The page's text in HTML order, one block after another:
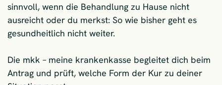
sinnvoll, wenn die Behandlung zu Hause nicht
ausreicht oder du merkst: So wie bisher geht es
gesundheitlich nicht weiter.
Die mkk – meine krankenkasse begleitet dich beim
Antrag und prüft, welche Form der Kur zu deiner